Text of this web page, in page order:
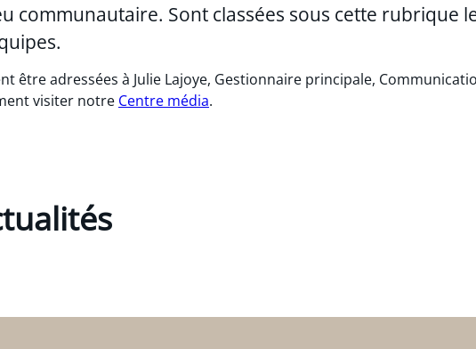
communautaire. Sont classées sous cette rubrique
être adressées à Julie Lajoye, Gestionnaire principale,
visiter notre Centre média.